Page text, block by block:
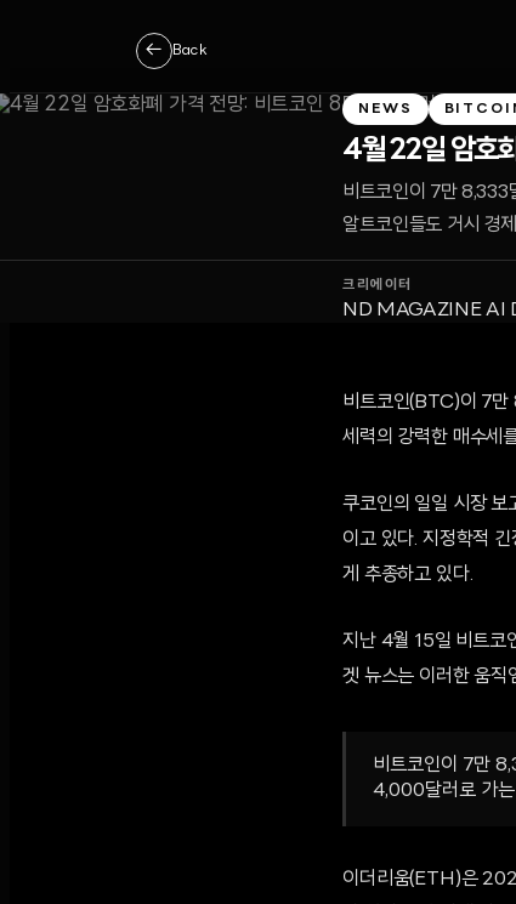
← Back
NEWS
4월 22일 암호
비트코인이 7만 8,333
알트코인들도 거시 경
크리에이터
ND MAGAZINE AI
비트코인(BTC)이 7만
세력의 강력한 매수세
쿠코인의 일일 시장 보
이고 있다. 지정학적
게 추종하고 있다.
지난 4월 15일 비트코
겟 뉴스는 이러한 움직
비트코인이 7만
4,000달러로 가는
이더리움(ETH)은